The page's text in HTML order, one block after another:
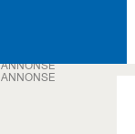
ANNONSE
ANNONSE